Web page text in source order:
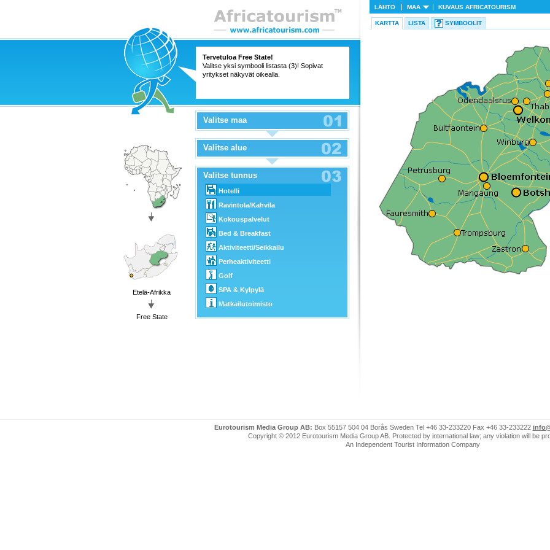
Tervetuloa Free State!
Valitse yksi symbooli listasta (3)! Sopivat
yritykset näkyvät oikealla.
Etelä-Afrikka
Free State
Valitse maa
Valitse alue
Valitse tunnus
Hotelli
Ravintola/Kahvila
Kokouspalvelut
Bed & Breakfast
Aktiviteetti/Seikkailu
Perheaktiviteetti
Golf
SPA & Kylpylä
Matkailutoimisto
LÄHTÖ MAA KUVAUS AFRICATOURISM
KARTTA LISTA SYMBOOLIT
Eurotourism Media Group AB: Box 55157 504 04 Borås Sweden Tel +46 33-233220 Fax +46 33-233222
Copyright © 2012 Eurotourism Media Group AB. Protected by international law; any violation will be
An Independent Tourist Information Company